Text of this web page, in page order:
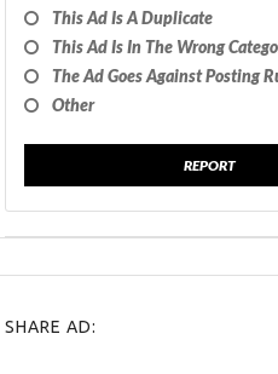
This Ad Is A Duplicate
This Ad Is In The Wrong
The Ad Goes Against Posting
Other
REPORT
SHARE AD: